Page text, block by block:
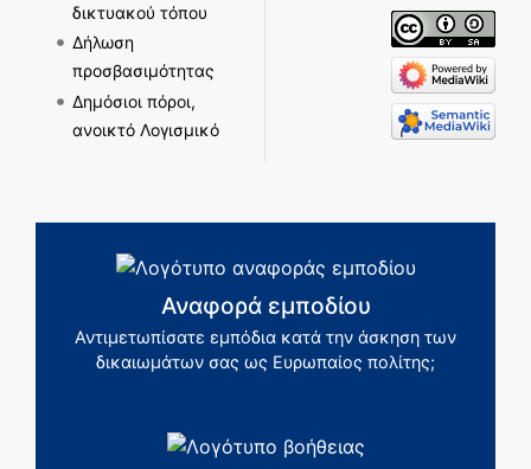
δικτυακού τόπου
Δήλωση
προσβασιμότητας
Δημόσιοι πόροι,
ανοικτό Λογισμικό
Αναφορά εμποδίου
Αντιμετωπίσατε εμπόδια κατά την άσκηση των
δικαιωμάτων σας ως Ευρωπαίος πολίτης;